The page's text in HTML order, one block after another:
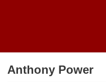
conținut
Anthony Power